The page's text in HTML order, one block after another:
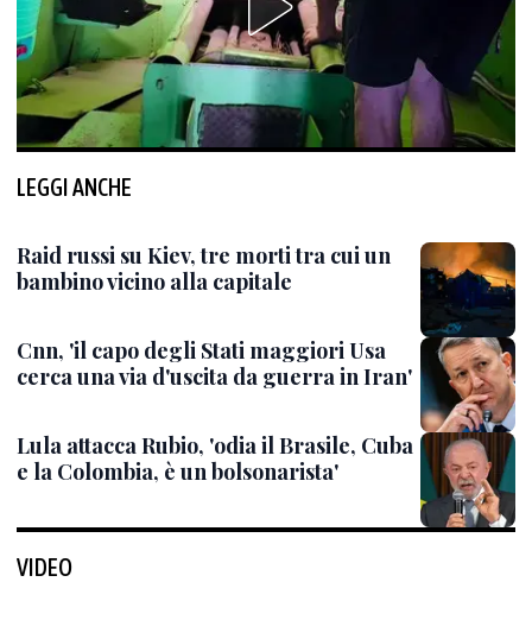
LEGGI ANCHE
Raid russi su Kiev, tre morti tra cui un
bambino vicino alla capitale
Cnn, 'il capo degli Stati maggiori Usa
cerca una via d'uscita da guerra in Iran'
Lula attacca Rubio, 'odia il Brasile, Cuba
e la Colombia, è un bolsonarista'
VIDEO